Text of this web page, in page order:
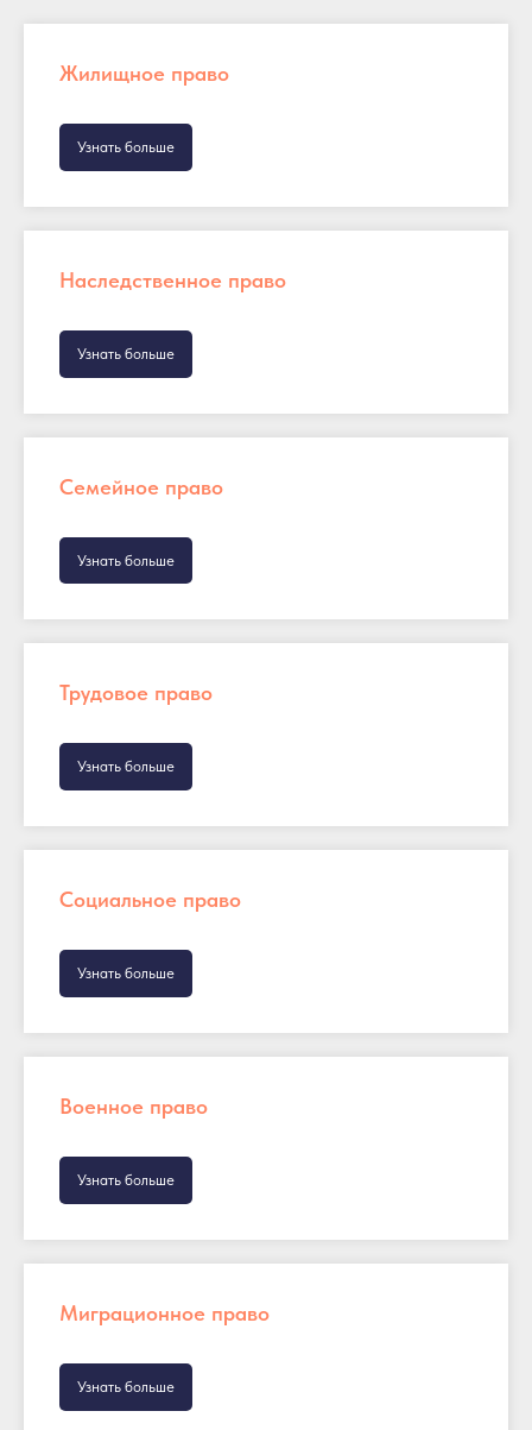
Жилищное право
Узнать больше
Наследственное право
Узнать больше
Семейное право
Узнать больше
Трудовое право
Узнать больше
Социальное право
Узнать больше
Военное право
Узнать больше
Миграционное право
Узнать больше